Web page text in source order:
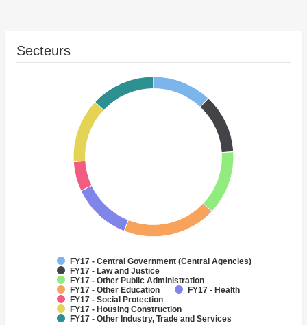
Secteurs
FY17 - Central Government (Central Agencies)
FY17 - Law and Justice
FY17 - Other Public Administration
FY17 - Other Education
FY17 - Health
FY17 - Social Protection
FY17 - Housing Construction
FY17 - Other Industry, Trade and Services